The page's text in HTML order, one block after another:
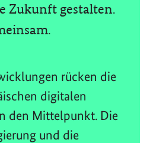
Zukunft gestalten.
rücken die
digitalen
den Mittelpunkt. Die
und die